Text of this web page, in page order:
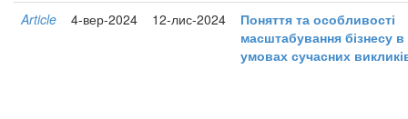
Article 4-вер-2024 12-лис-2024
Поняття та особливості
масштабування бізнесу в
умовах сучасних